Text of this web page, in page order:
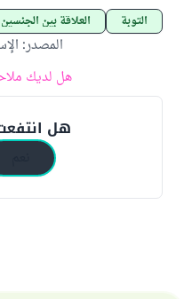
التوبة العلاقة بين الجنسين
المصدر:
هل لديك
هل